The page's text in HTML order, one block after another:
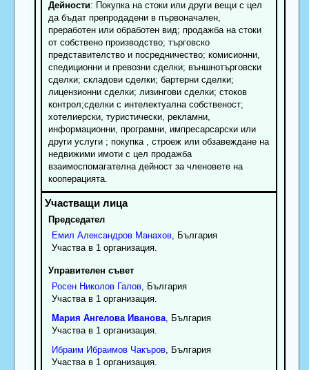
Дейности: Покупка на стоки или други вещи с цел
да бъдат препродадени в първоначален,
преработен или обработен вид; продажба на стоки
от собствено производство; търговско
представителство и посредничество; комисионни,
спедиционни и превозни сделки; външнотърговски
сделки; складови сделки; бартерни сделки;
лицензионни сделки; лизингови сделки; стоков
контрол;сделки с интелектуална собственост;
хотелиерски, туристически, рекламни,
информационни, програмни, импресарсарски или
други услуги ; покупка , строеж или обзавеждане на
недвижими имоти с цел продажба
взаимоспомагателна дейност за членовете на
кооперацията.
Председател
Емил Александров Манахов, България
Участва в 1 организация.
Управителен съвет
Росен Николов Галов, България
Участва в 1 организация.
Мария Ангелова Иванова, България
Участва в 1 организация.
Ибраим Ибраимов Чакъров, България
Участва в 1 организация.